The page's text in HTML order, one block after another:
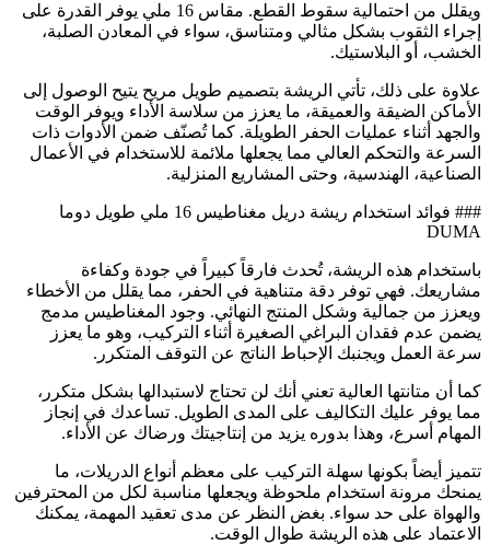
ويقلل من احتمالية سقوط القطع. مقاس 16 ملي يوفر القدرة على
إجراء الثقوب بشكل مثالي ومتناسق، سواء في المعادن الصلبة،
الخشب، أو البلاستيك.
علاوة على ذلك، تأتي الريشة بتصميم طويل مريح يتيح الوصول إلى
الأماكن الضيقة والعميقة، ما يعزز من سلاسة الأداء ويوفر الوقت
والجهد أثناء عمليات الحفر الطويلة. كما تُصنّف ضمن الأدوات ذات
السرعة والتحكم العالي مما يجعلها ملائمة للاستخدام في الأعمال
الصناعية، الهندسية، وحتى المشاريع المنزلية.
### فوائد استخدام ريشة دريل مغناطيس 16 ملي طويل دوما
DUMA
باستخدام هذه الريشة، تُحدث فارقاً كبيراً في جودة وكفاءة
مشاريعك. فهي توفر دقة متناهية في الحفر، مما يقلل من الأخطاء
ويعزز من جمالية وشكل المنتج النهائي. وجود المغناطيس مدمج
يضمن عدم فقدان البراغي الصغيرة أثناء التركيب، وهو ما يعزز
سرعة العمل ويجنبك الإحباط الناتج عن التوقف المتكرر.
كما أن متانتها العالية تعني أنك لن تحتاج لاستبدالها بشكل متكرر،
مما يوفر عليك التكاليف على المدى الطويل. تساعدك في إنجاز
المهام أسرع، وهذا بدوره يزيد من إنتاجيتك ورضاك عن الأداء.
تتميز أيضاً بكونها سهلة التركيب على معظم أنواع الدريلات، ما
يمنحك مرونة استخدام ملحوظة ويجعلها مناسبة لكل من المحترفين
والهواة على حد سواء. بغض النظر عن مدى تعقيد المهمة، يمكنك
الاعتماد على هذه الريشة طوال الوقت.